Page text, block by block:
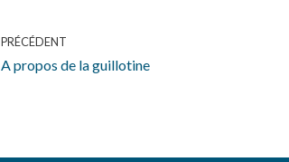
PRÉCÉDENT
A propos de la guillotine